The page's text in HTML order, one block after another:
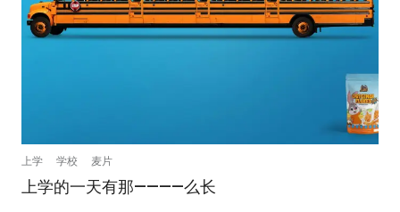
上学 学校 麦片
上学的一天有那————么长